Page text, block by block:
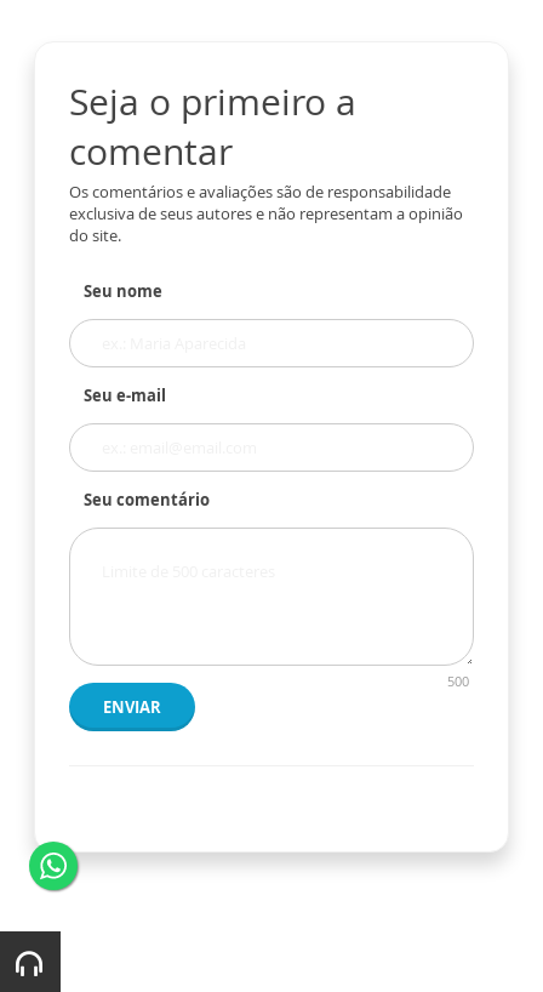
Seja o primeiro a
comentar
Os comentários e avaliações são de responsabilidade
exclusiva de seus autores e não representam a opinião
do site.
Seu nome
Seu e-mail
Seu comentário
500
ENVIAR